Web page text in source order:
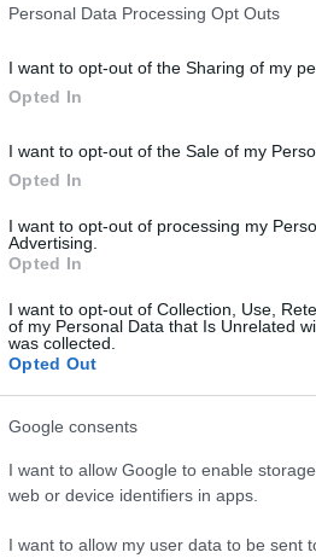
Personal Data Processing Opt Outs
I want to opt-out of the Sharing of my
Opted In
I want to opt-out of the Sale of my
Opted In
I want to opt-out of processing my
Advertising.
Opted In
I want to opt-out of Collection, Use,
of my Personal Data that Is Unrelated
was collected.
Opted Out
Google consents
I want to allow Google to enable
web or device identifiers in apps.
I want to allow my user data to be sent